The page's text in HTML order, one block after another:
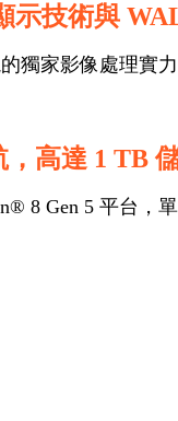
示技術與
獨家影像處理實
，高達 1 TB
8 Gen 5 平台